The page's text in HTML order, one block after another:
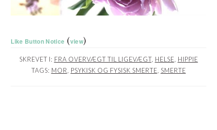
Like Button Notice (view)
SKREVET I: FRA OVERVÆGT TIL LIGEVÆGT, HELSE, HIPPIE
TAGS: MOR, PSYKISK OG FYSISK SMERTE, SMERTE